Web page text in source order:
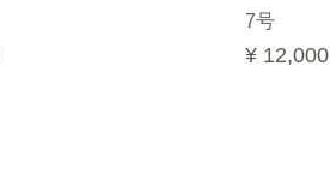
7号
¥ 12,000